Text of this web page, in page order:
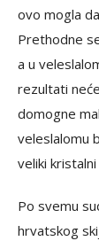
ovo mogla
Prethodne
a u
rezultati
domogne
veleslalomu
veliki
Po svemu
hrvatskog